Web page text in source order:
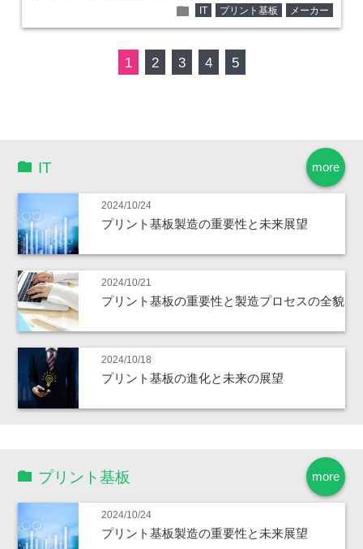
folder IT プリント基板 メーカー
1 2 3 4 5
more
IT
2024/10/24
プリント基板製造の重要性と未来展望
2024/10/21
プリント基板の重要性と製造プロセスの全貌
2024/10/18
プリント基板の進化と未来の展望
more
プリント基板
2024/10/24
プリント基板製造の重要性と未来展望